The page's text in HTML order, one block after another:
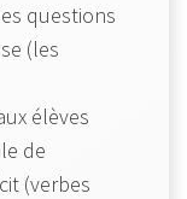
questions
(les
élèves
de
(verbes